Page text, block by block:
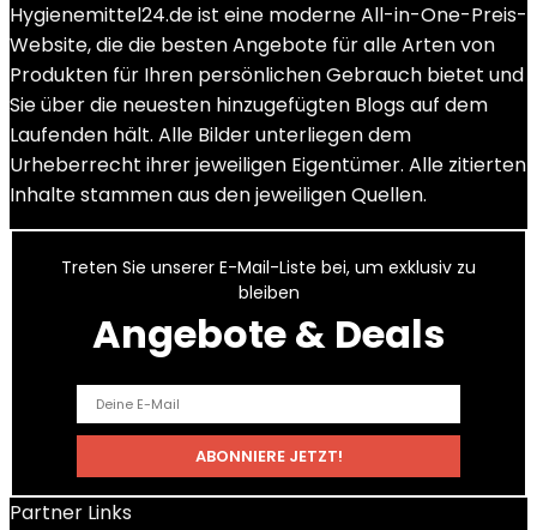
Hygienemittel24.de ist eine moderne All-in-One-Preis-
Website, die die besten Angebote für alle Arten von
Produkten für Ihren persönlichen Gebrauch bietet und
Sie über die neuesten hinzugefügten Blogs auf dem
Laufenden hält. Alle Bilder unterliegen dem
Urheberrecht ihrer jeweiligen Eigentümer. Alle zitierten
Inhalte stammen aus den jeweiligen Quellen.
Treten Sie unserer E-Mail-Liste bei, um exklusiv zu
bleiben
Angebote & Deals
Partner Links